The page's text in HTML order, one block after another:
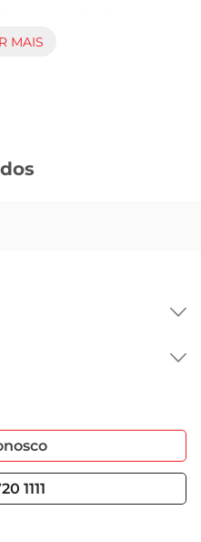
tanto para brincadeiras
representação fiel do
MAIS
1111